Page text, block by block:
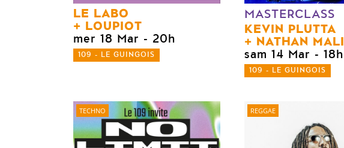
LE LABO
LOUPIOT
mer 18 Mar - 20h
109 - LE GUINGOIS
MASTERCLASS
KEVIN PLUTTA
NATHAN
sam 14 Mar - 18h
109 - LE GUINGOIS
TECHNO REGGAE